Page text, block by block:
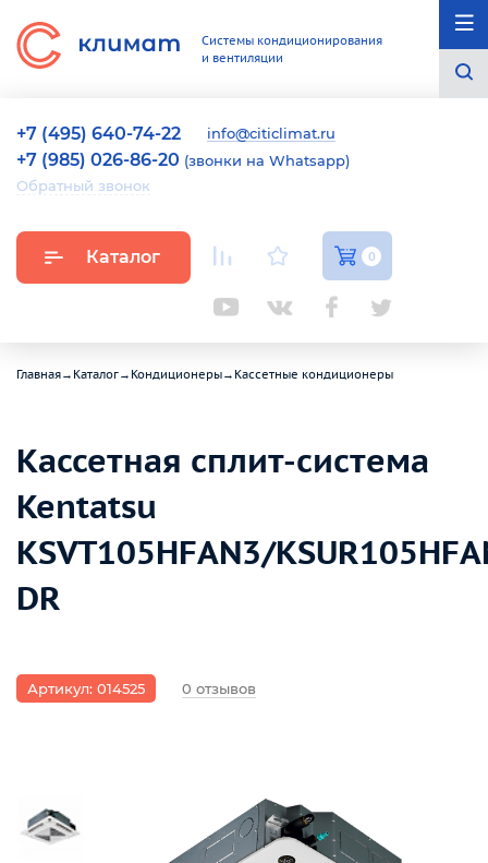
Системы кондиционирования
и вентиляции
+7 (495) 640-74-22 info@citiclimat.ru
+7 (985) 026-86-20 (звонки на Whatsapp)
Обратный звонок
Каталог 0
Главная→ Каталог→ Кондиционеры→ Кассетные кондиционеры
Кассетная сплит-система
Kentatsu
KSVT105HFAN3/
DR
Артикул: 014525 0 отзывов